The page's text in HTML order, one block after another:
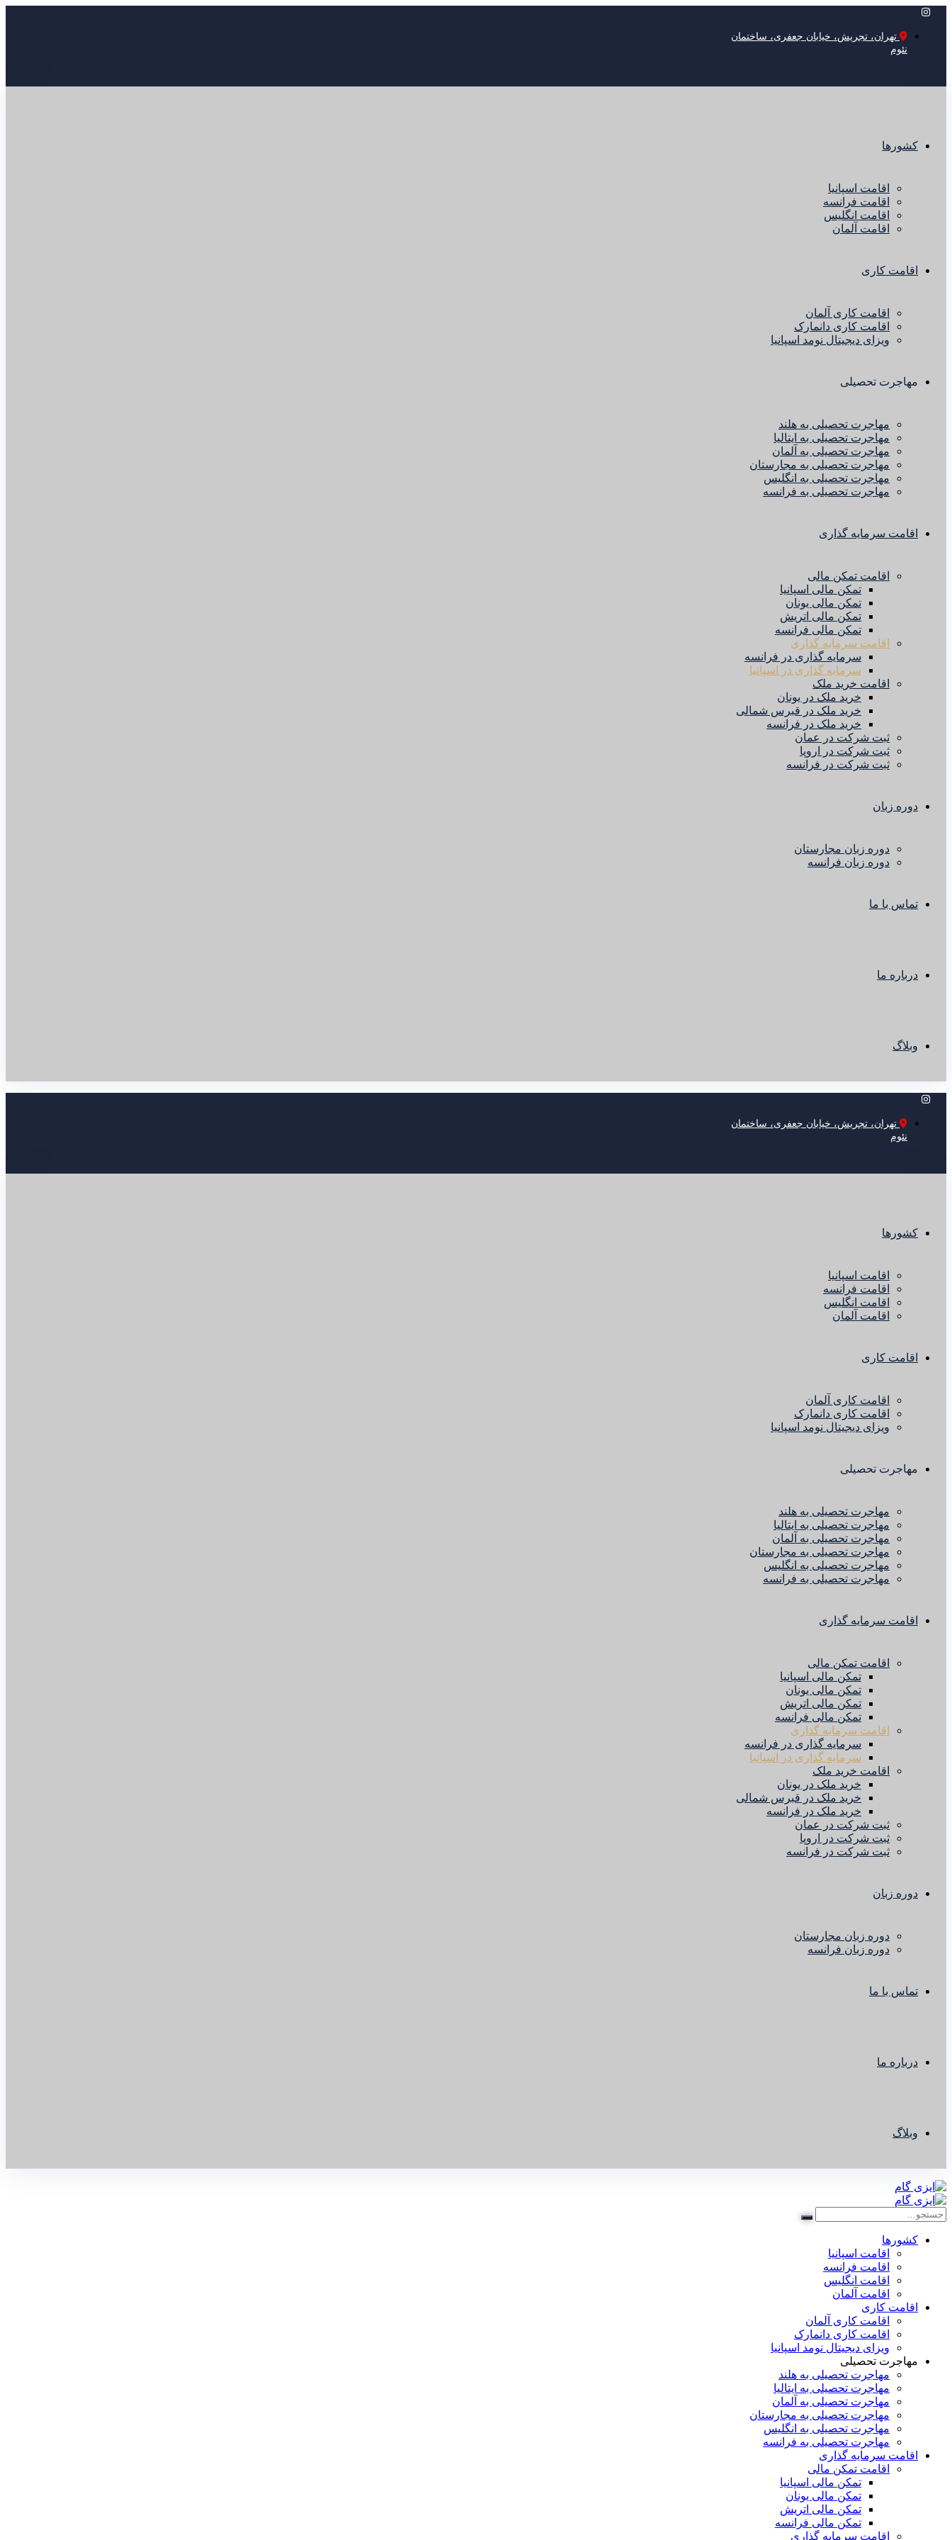
تهران، تجریش، خیابان جعفری، ساختمان
نئوم
کشورها
اقامت اسپانیا
اقامت فرانسه
اقامت انگلیس
اقامت آلمان
اقامت کاری
اقامت کاری آلمان
اقامت کاری دانمارک
ویزای دیجیتال نومد اسپانیا
مهاجرت تحصیلی
مهاجرت تحصیلی به هلند
مهاجرت تحصیلی به ایتالیا
مهاجرت تحصیلی به آلمان
مهاجرت تحصیلی به مجارستان
مهاجرت تحصیلی به انگلیس
مهاجرت تحصیلی به فرانسه
اقامت سرمایه گذاری
اقامت تمکن مالی
تمکن مالی اسپانیا
تمکن مالی یونان
تمکن مالی اتریش
تمکن مالی فرانسه
اقامت سرمایه گذاری
سرمایه گذاری در فرانسه
سرمایه گذاری در اسپانیا
اقامت خرید ملک
خرید ملک در یونان
خرید ملک در قبرس شمالی
خرید ملک در فرانسه
ثبت شرکت در عمان
ثبت شرکت در اروپا
ثبت شرکت در فرانسه
دوره زبان
دوره زبان مجارستان
دوره زبان فرانسه
تماس با ما
درباره ما
وبلاگ
تهران، تجریش، خیابان جعفری، ساختمان
نئوم
کشورها
اقامت اسپانیا
اقامت فرانسه
اقامت انگلیس
اقامت آلمان
اقامت کاری
اقامت کاری آلمان
اقامت کاری دانمارک
ویزای دیجیتال نومد اسپانیا
مهاجرت تحصیلی
مهاجرت تحصیلی به هلند
مهاجرت تحصیلی به ایتالیا
مهاجرت تحصیلی به آلمان
مهاجرت تحصیلی به مجارستان
مهاجرت تحصیلی به انگلیس
مهاجرت تحصیلی به فرانسه
اقامت سرمایه گذاری
اقامت تمکن مالی
تمکن مالی اسپانیا
تمکن مالی یونان
تمکن مالی اتریش
تمکن مالی فرانسه
اقامت سرمایه گذاری
سرمایه گذاری در فرانسه
سرمایه گذاری در اسپانیا
اقامت خرید ملک
خرید ملک در یونان
خرید ملک در قبرس شمالی
خرید ملک در فرانسه
ثبت شرکت در عمان
ثبت شرکت در اروپا
ثبت شرکت در فرانسه
دوره زبان
دوره زبان مجارستان
دوره زبان فرانسه
تماس با ما
درباره ما
وبلاگ
کشورها
اقامت اسپانیا
اقامت فرانسه
اقامت انگلیس
اقامت آلمان
اقامت کاری
اقامت کاری آلمان
اقامت کاری دانمارک
ویزای دیجیتال نومد اسپانیا
مهاجرت تحصیلی
مهاجرت تحصیلی به هلند
مهاجرت تحصیلی به ایتالیا
مهاجرت تحصیلی به آلمان
مهاجرت تحصیلی به مجارستان
مهاجرت تحصیلی به انگلیس
مهاجرت تحصیلی به فرانسه
اقامت سرمایه گذاری
اقامت تمکن مالی
تمکن مالی اسپانیا
تمکن مالی یونان
تمکن مالی اتریش
تمکن مالی فرانسه
اقامت سرمایه گذاری